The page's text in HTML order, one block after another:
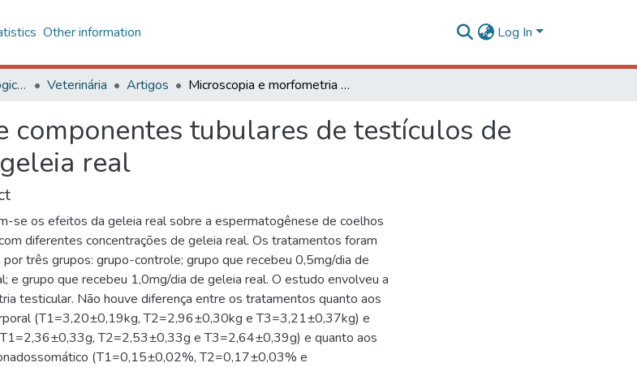
Other information Log In
Centro de Ciências Biológicas e da Saúde Veterinária Artigos Microscopia e morfometria de componentes tubulares de testículos de coelhos suplementados com geleia real
componentes tubulares de testículos de
real
se os efeitos da geleia real sobre a espermatogênese de coelhos
diferentes concentrações de geleia real. Os tratamentos foram
três grupos: grupo-controle; grupo que recebeu 0,5mg/dia de
e grupo que recebeu 1,0mg/dia de geleia real. O estudo envolveu a
testicular. Não houve diferença entre os tratamentos quanto aos
(T1=3,20±0,19kg, T2=2,96±0,30kg e T3=3,21±0,37kg) e
T2=2,53±0,33g e T3=2,64±0,39g) e quanto aos
(T1=0,15±0,02%, T2=0,17±0,03% e